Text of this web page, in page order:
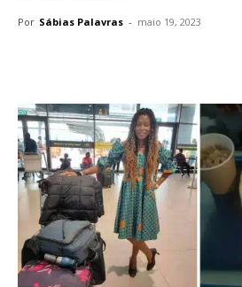
Por Sábias Palavras - maio 19, 2023